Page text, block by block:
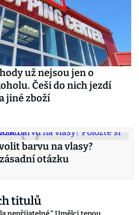
už nejsou jen o
Češi do nich jezdí
jiné zboží
barvu na vlasy?
otázku
titulů